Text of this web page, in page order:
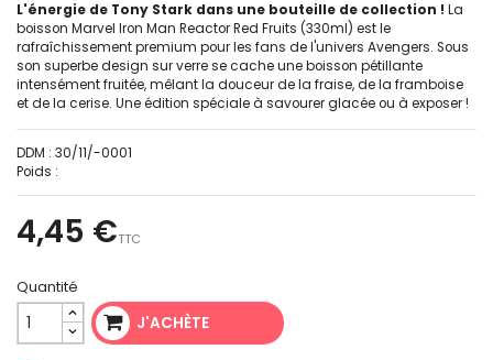
L'énergie de Tony Stark dans une bouteille de collection ! La
boisson Marvel Iron Man Reactor Red Fruits (330ml) est le
rafraîchissement premium pour les fans de l'univers Avengers. Sous
son superbe design sur verre se cache une boisson pétillante
intensément fruitée, mêlant la douceur de la fraise, de la framboise
et de la cerise. Une édition spéciale à savourer glacée ou à exposer !
DDM : 30/11/-0001
Poids :
4,45 €TTC
Quantité
J'ACHÈTE